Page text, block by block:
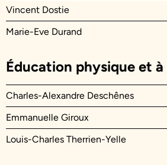
Vincent Dostie
Marie-Eve Durand
Éducation physique et à
Charles-Alexandre Deschênes
Emmanuelle Giroux
Louis-Charles Therrien-Yelle